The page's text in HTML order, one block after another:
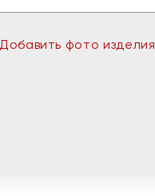
Добавить фото изделия